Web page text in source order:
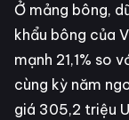
Ở mảng bông,
khẩu bông của
mạnh 21,1% so
cùng kỳ năm
giá 305,2 triệu